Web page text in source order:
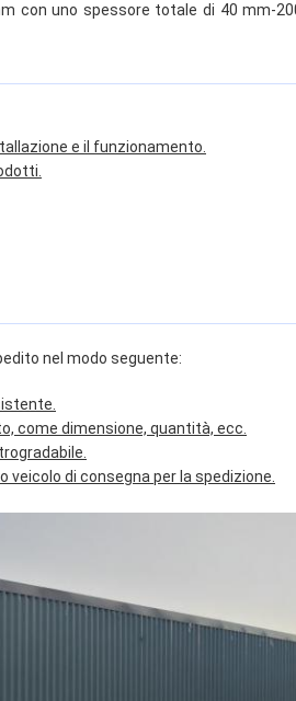
con uno spessore totale di 40 mm-
e il funzionamento.
nel modo seguente:
come dimensione, quantità, ecc.
veicolo di consegna per la spedizione.